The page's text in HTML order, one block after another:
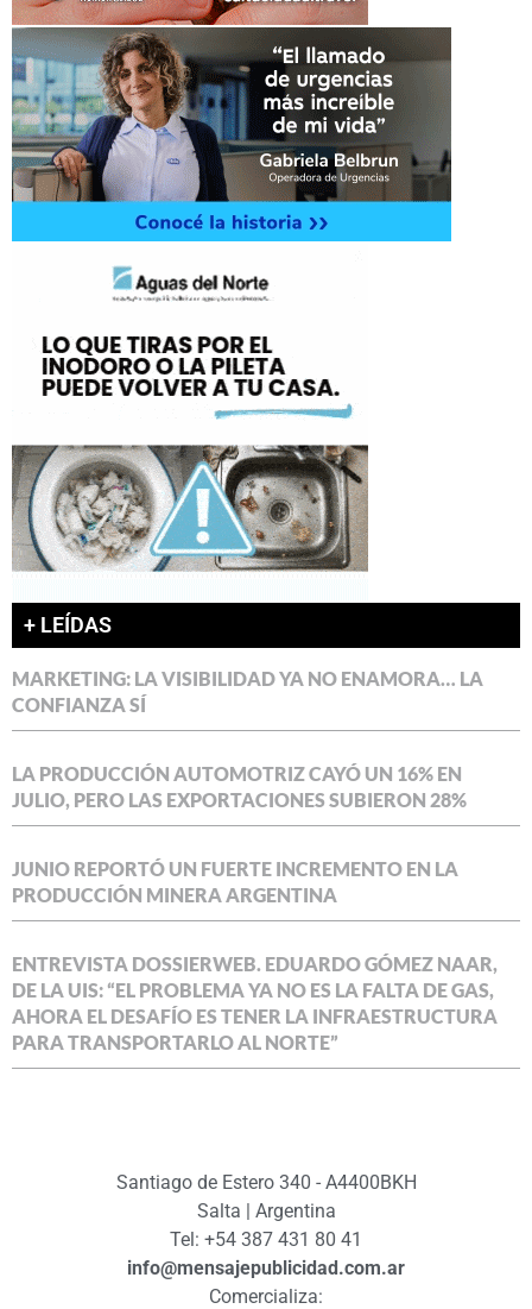
+ LEÍDAS
MARKETING: LA VISIBILIDAD YA NO ENAMORA… LA
CONFIANZA SÍ
LA PRODUCCIÓN AUTOMOTRIZ CAYÓ UN 16% EN
JULIO, PERO LAS EXPORTACIONES SUBIERON 28%
JUNIO REPORTÓ UN FUERTE INCREMENTO EN LA
PRODUCCIÓN MINERA ARGENTINA
ENTREVISTA DOSSIERWEB. EDUARDO GÓMEZ NAAR,
DE LA UIS: “EL PROBLEMA YA NO ES LA FALTA DE GAS,
AHORA EL DESAFÍO ES TENER LA INFRAESTRUCTURA
PARA TRANSPORTARLO AL NORTE”
Santiago de Estero 340 - A4400BKH
Salta | Argentina
Tel: +54 387 431 80 41
info@mensajepublicidad.com.ar
Comercializa: